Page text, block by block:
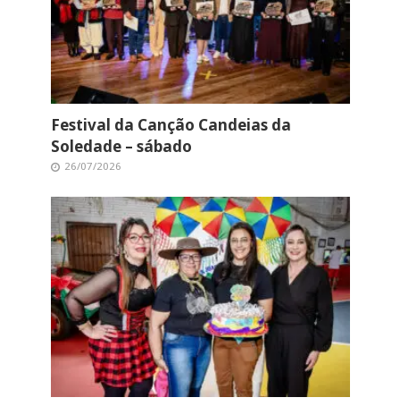
Festival da Canção Candeias da
Soledade – sábado
26/07/2026